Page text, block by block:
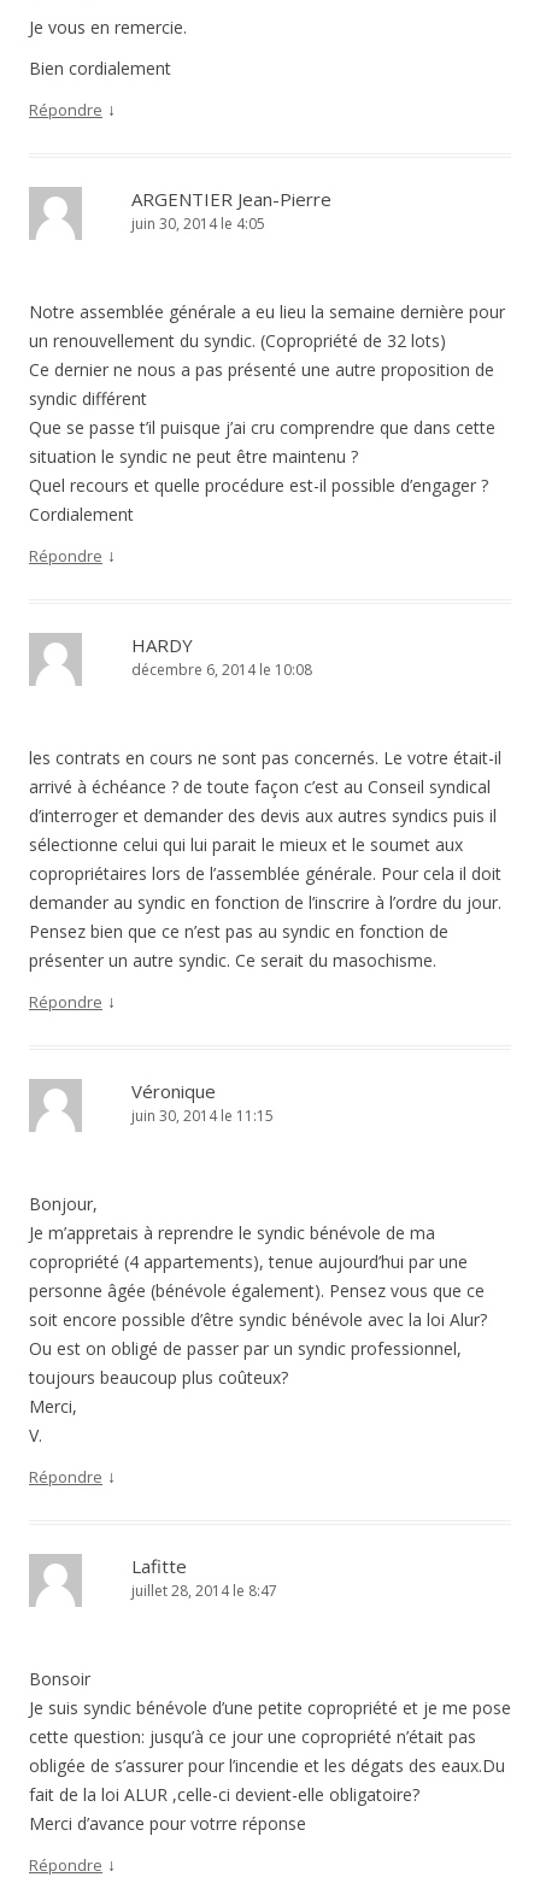
Je vous en remercie.
Bien cordialement
Répondre ↓
ARGENTIER Jean-Pierre
juin 30, 2014 le 4:05
Notre assemblée générale a eu lieu la semaine dernière pour
un renouvellement du syndic. (Copropriété de 32 lots)
Ce dernier ne nous a pas présenté une autre proposition de
syndic différent
Que se passe t’il puisque j’ai cru comprendre que dans cette
situation le syndic ne peut être maintenu ?
Quel recours et quelle procédure est-il possible d’engager ?
Cordialement
Répondre ↓
HARDY
décembre 6, 2014 le 10:08
les contrats en cours ne sont pas concernés. Le votre était-il
arrivé à échéance ? de toute façon c’est au Conseil syndical
d’interroger et demander des devis aux autres syndics puis il
sélectionne celui qui lui parait le mieux et le soumet aux
copropriétaires lors de l’assemblée générale. Pour cela il doit
demander au syndic en fonction de l’inscrire à l’ordre du jour.
Pensez bien que ce n’est pas au syndic en fonction de
présenter un autre syndic. Ce serait du masochisme.
Répondre ↓
Véronique
juin 30, 2014 le 11:15
Bonjour,
Je m’appretais à reprendre le syndic bénévole de ma
copropriété (4 appartements), tenue aujourd’hui par une
personne âgée (bénévole également). Pensez vous que ce
soit encore possible d’être syndic bénévole avec la loi Alur?
Ou est on obligé de passer par un syndic professionnel,
toujours beaucoup plus coûteux?
Merci,
V.
Répondre ↓
Lafitte
juillet 28, 2014 le 8:47
Bonsoir
Je suis syndic bénévole d’une petite copropriété et je me pose
cette question: jusqu’à ce jour une copropriété n’était pas
obligée de s’assurer pour l’incendie et les dégats des eaux.Du
fait de la loi ALUR ,celle-ci devient-elle obligatoire?
Merci d’avance pour votrre réponse
Répondre ↓